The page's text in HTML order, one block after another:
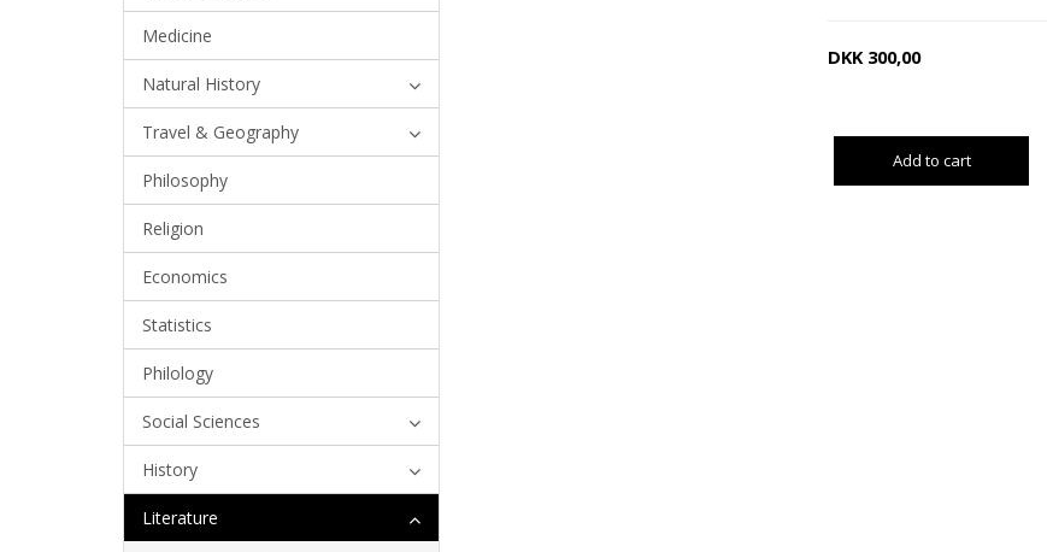
Medicine
Natural History
Travel & Geography
Philosophy
Religion
Economics
Statistics
Philology
Social Sciences
History
Literature
DKK 300,00
Add to cart